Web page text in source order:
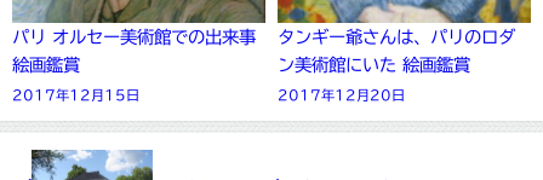
パリ オルセー美術館での出来事
絵画鑑賞
2017年12月15日
タンギー爺さんは、パリのロダ
ン美術館にいた 絵画鑑賞
2017年12月20日